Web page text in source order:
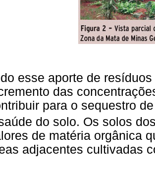
esse aporte de
das
para o sequestro
do solo. Os solos
de matéria orgânica
adjacentes cultivadas